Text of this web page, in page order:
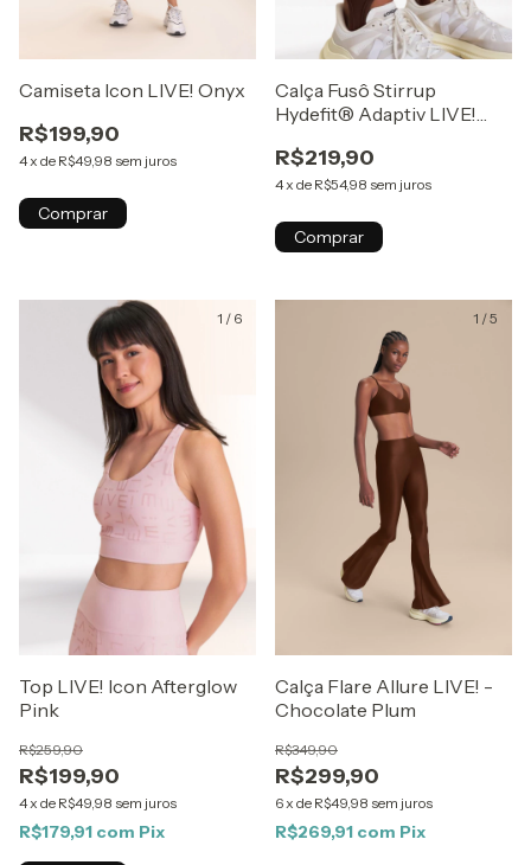
Camiseta Icon LIVE! Onyx
R$199,90
4x de R$49,98 sem juros
Comprar
Calça Fusô Stirrup
Hydefit® Adaptiv LIVE!
R$219,90
4x de R$54,98 sem juros
Comprar
1 / 6
Top LIVE! Icon Afterglow
Pink
R$199,90
R$259,90
4x de R$49,98 sem juros
R$179,91 com Pix
1 /5
Calça Flare Allure LIVE! -
Chocolate Plum
R$299,90
R$349,90
6x de R$49,98 sem juros
R$269,91 com Pix